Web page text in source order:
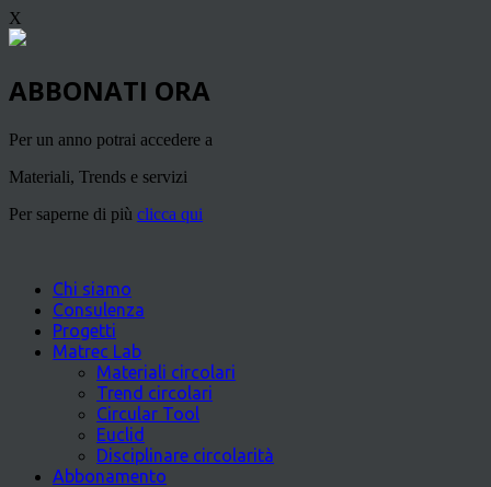
X
ABBONATI ORA
Per un anno potrai accedere a
Materiali, Trends e servizi
Per saperne di più clicca qui
Chi siamo
Consulenza
Progetti
Matrec Lab
Materiali circolari
Trend circolari
Circular Tool
Euclid
Disciplinare circolarità
Abbonamento